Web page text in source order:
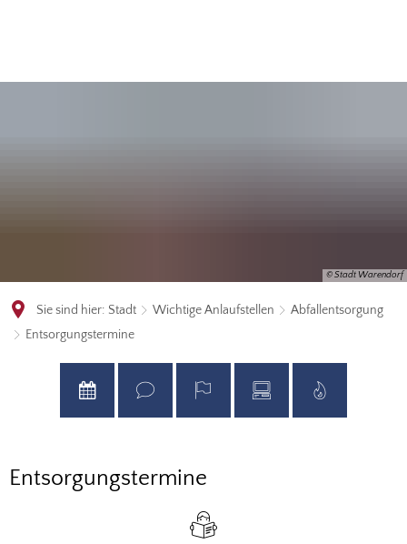
© Stadt Warendorf
Sie sind hier: Stadt Wichtige Anlaufstellen
Abfallentsorgung
Entsorgungstermine
Entsorgungstermine
Entsorgungstermine